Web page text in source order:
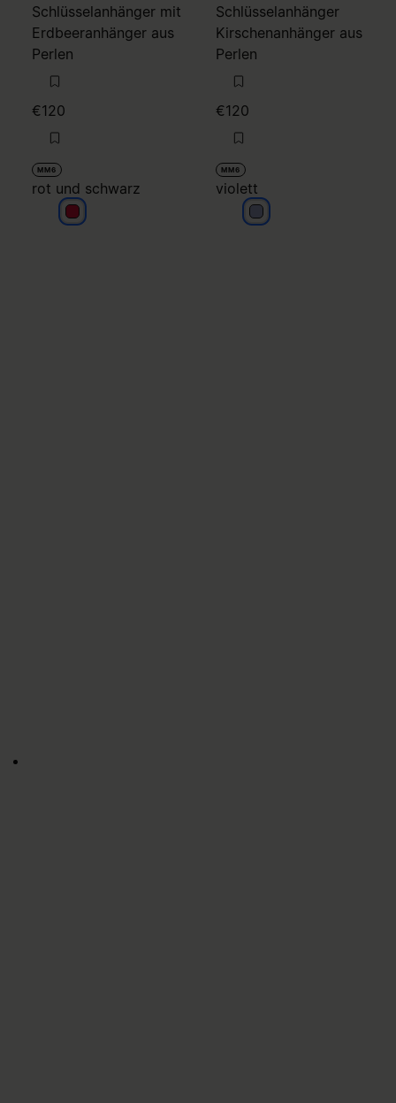
Schlüsselanhänger mit
Erdbeeranhänger aus
Perlen
€120
MM6
rot und schwarz
rot und schwarz
Schlüsselanhänger
Kirschenanhänger aus
Perlen
€120
MM6
violett
violett